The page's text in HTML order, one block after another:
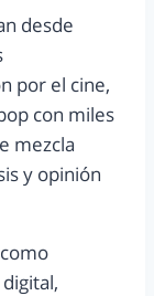
desde
por el cine,
con miles
mezcla
y opinión